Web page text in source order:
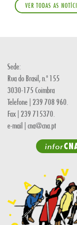
VER TODAS AS
Sede:
Rua do Brasil, n.º 155
3030-175 Coimbra
Telefone | 239 708 960.
Fax | 239 715370.
e-mail | cna@cna.pt
infor